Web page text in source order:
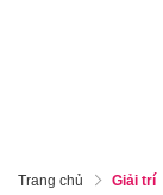
Trang chủ Giải trí